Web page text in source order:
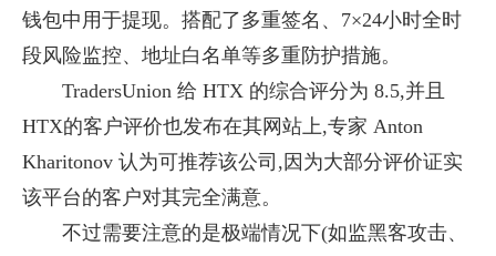
钱包中用于提现。搭配了多重签名、7×24小时全时
段风险监控、地址白名单等多重防护措施。
TradersUnion 给 HTX 的综合评分为 8.5,并且
HTX的客户评价也发布在其网站上,专家 Anton
Kharitonov 认为可推荐该公司,因为大部分评价证实
该平台的客户对其完全满意。
不过需要注意的是极端情况下(如监黑客攻击、